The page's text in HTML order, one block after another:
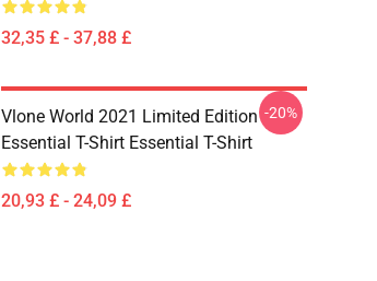
32,35 £ - 37,88 £
Vlone World 2021 Limited Edition
Essential T-Shirt Essential T-Shirt
20,93 £ - 24,09 £
-20%